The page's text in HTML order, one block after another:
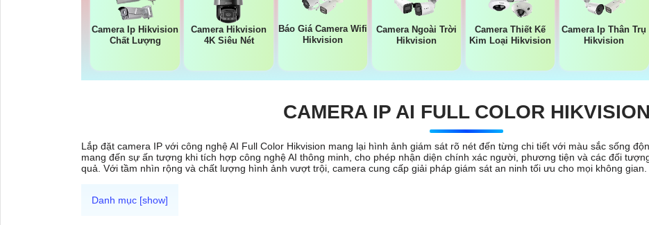
Camera Ip Hikvision
Chất Lượng
Camera Hikvision
4K Siêu Nét
Báo Giá Camera Wifi
Hikvision
Camera Ngoài Trời
Hikvision
Camera Thiết Kế
Kim Loại Hikvision
Camera Ip Thân Trụ
Hikvision
CAMERA IP AI FULL COLOR HIKVISION
Lắp đặt camera IP với công nghệ AI Full Color Hikvision mang lại hình ảnh giám sát rõ nét đến từng chi tiết với màu sắc sống
mang đến sự ấn tượng khi tích hợp công nghệ AI thông minh, cho phép nhận diện chính xác người, phương tiện và các đối
quả. Với tầm nhìn rộng và chất lượng hình ảnh vượt trội, camera cung cấp giải pháp giám sát an ninh tối ưu cho mọi không gian.